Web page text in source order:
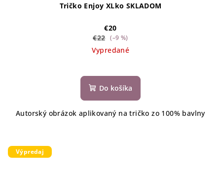
Tričko Enjoy XLko SKLADOM
€20
€22 (–9 %)
Vypredané
Do košíka
Autorský obrázok aplikovaný na tričko zo 100% bavlny
Výpredaj